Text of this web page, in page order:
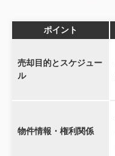
ポイント
売却目的とスケジュー
ル
物件情報・権利関係